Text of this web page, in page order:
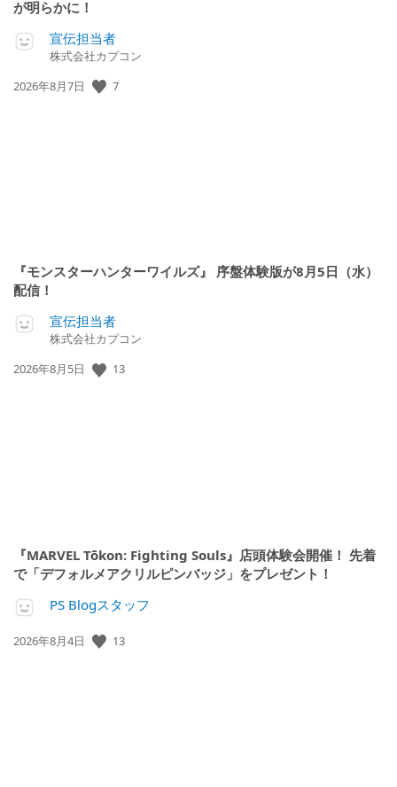
が明らかに！
宣伝担当者
株式会社カプコン
公
2026年8月7日 7
『モンスターハンターワイルズ』 序盤体験版が8月5日（水）
配信！
宣伝担当者
株式会社カプコン
公
2026年8月5日 13
『MARVEL Tōkon: Fighting Souls』店頭体験会開催！ 先着
で「デフォルメアクリルピンバッジ」をプレゼント！
PS Blogスタッフ
公
2026年8月4日 13